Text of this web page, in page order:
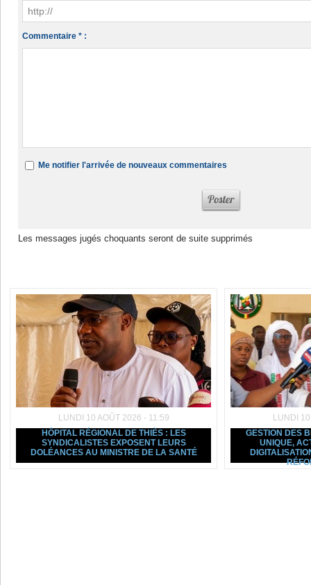
Commentaire * :
Me notifier l'arrivée de nouveaux commentaires
Les messages jugés choquants seront de suite supprimés
LUNDI 10 AOÛT 2026 - 11:59
HÔPITAL RÉGIONAL DE THIÈS : LES
SYNDICALISTES EXPOSENT LEURS
DOLÉANCES AU MINISTRE DE LA SANTÉ
LUNDI
GESTION DES
UNIQUE,